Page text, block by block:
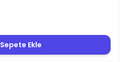
Sepete Ekle